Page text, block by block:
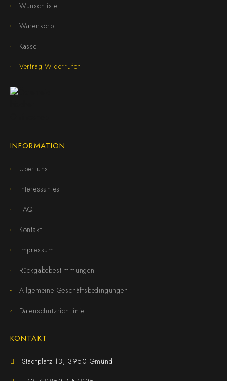
Wunschliste
Warenkorb
Kasse
Vertrag Widerrufen
INFORMATION
Über uns
Interessantes
FAQ
Kontakt
Impressum
Rückgabebestimmungen
Allgemeine Geschäftsbedingungen
Datenschutzrichtlinie
KONTAKT
Stadtplatz 13, 3950 Gmünd